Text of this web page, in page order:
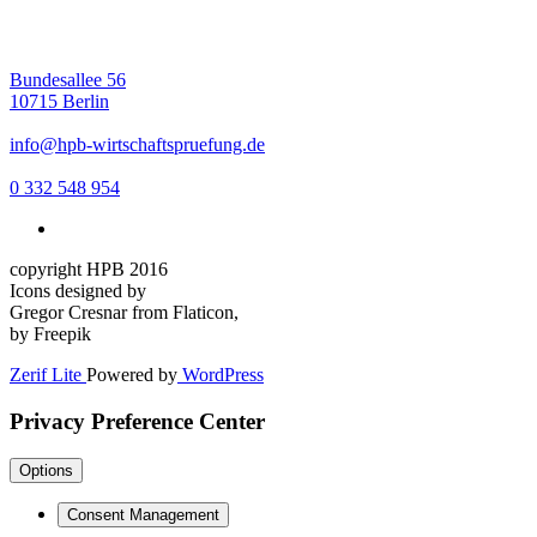
Bundesallee 56
10715 Berlin
info@hpb-wirtschaftspruefung.de
0 332 548 954
copyright HPB 2016
Icons designed by
Gregor Cresnar from Flaticon,
by Freepik
Zerif Lite Powered by WordPress
Privacy Preference Center
Options
Consent Management